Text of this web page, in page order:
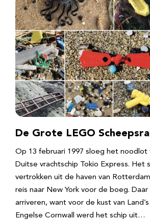
De Grote LEGO
Op 13 februari 1997 sloeg het
Duitse vrachtschip Tokio Express. Het
vertrokken uit de haven van
reis naar New York voor de boeg.
arriveren, want voor de kust van
Engelse Cornwall werd het schip uit…